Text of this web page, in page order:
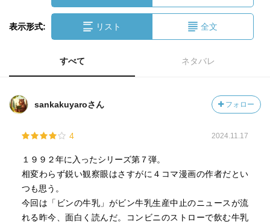
表示形式: リスト 全文
すべて ネタバレ
sankakuyaroさん フォロー
4 2024.11.17
１９９２年に入ったシリーズ第７弾。
相変わらず鋭い観察眼はさすがに４コマ漫画の作者だとい
つも思う。
今回は「ビンの牛乳」がビン牛乳生産中止のニュースが流
れる昨今、面白く読んだ。コンビニのストローで飲む牛乳